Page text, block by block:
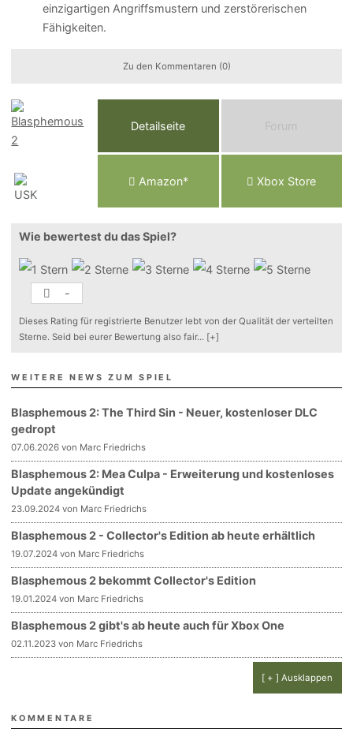
einzigartigen Angriffsmustern und zerstörerischen
Fähigkeiten.
Zu den Kommentaren (0)
Detailseite Forum
Amazon* Xbox Store
Wie bewertest du das Spiel?
-
Dieses Rating für registrierte Benutzer lebt von der Qualität der verteilten
Sterne. Seid bei eurer Bewertung also fair... [+]
WEITERE NEWS ZUM SPIEL
Blasphemous 2: The Third Sin - Neuer, kostenloser DLC
gedropt
07.06.2026 von Marc Friedrichs
Blasphemous 2: Mea Culpa - Erweiterung und kostenloses
Update angekündigt
23.09.2024 von Marc Friedrichs
Blasphemous 2 - Collector's Edition ab heute erhältlich
19.07.2024 von Marc Friedrichs
Blasphemous 2 bekommt Collector's Edition
19.01.2024 von Marc Friedrichs
Blasphemous 2 gibt's ab heute auch für Xbox One
02.11.2023 von Marc Friedrichs
[ + ] Ausklappen
KOMMENTARE